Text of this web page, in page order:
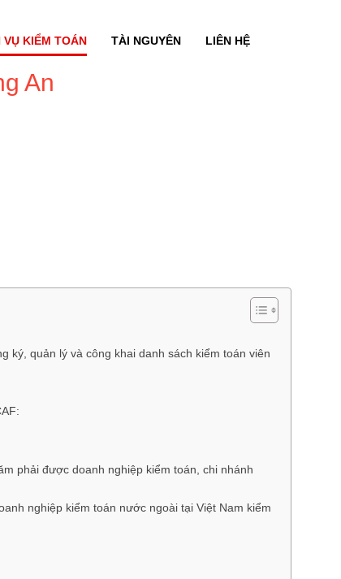
VỤ KIỂM TOÁN TÀI NGUYÊN LIÊN HỆ
An
ký, quản lý và công khai danh sách kiểm toán viên
phải được doanh nghiệp kiểm toán, chi nhánh
nghiệp kiểm toán nước ngoài tại Việt Nam kiểm